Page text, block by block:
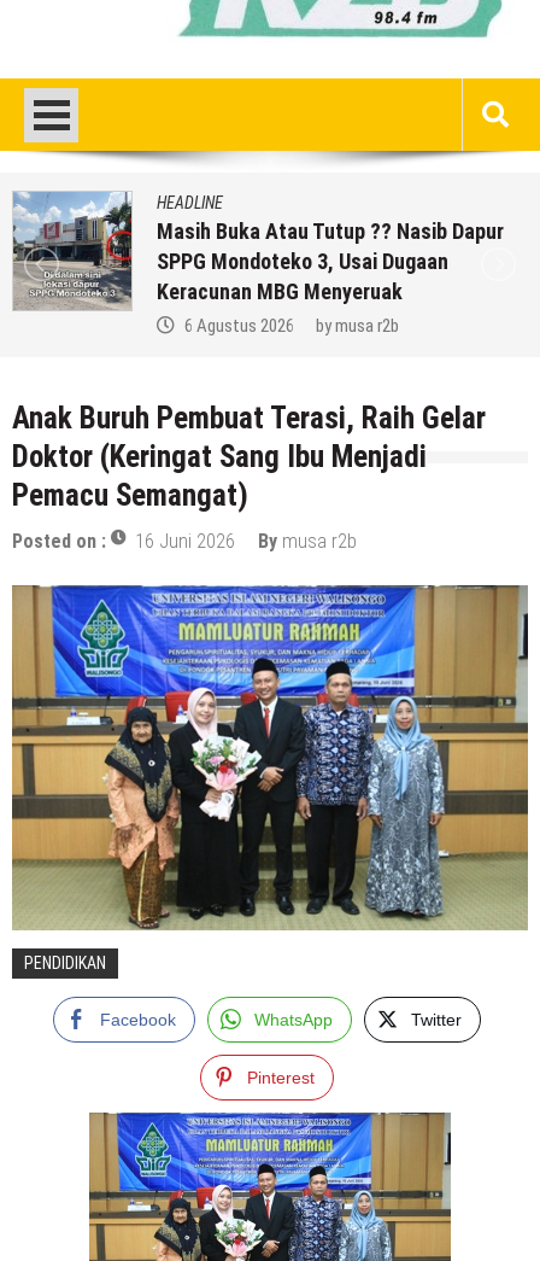
HEADLINE
Masih Buka Atau Tutup ?? Nasib Dapur
SPPG Mondoteko 3, Usai Dugaan
Keracunan MBG Menyeruak
6 Agustus 2026 bymusa r2b
Anak Buruh Pembuat Terasi, Raih Gelar
Doktor (Keringat Sang Ibu Menjadi
Pemacu Semangat)
Posted on : 16 Juni 2026 By musa r2b
PENDIDIKAN
Facebook WhatsApp Twitter
Pinterest